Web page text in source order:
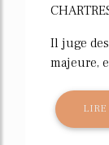
Il juge
majeure,
LIRE